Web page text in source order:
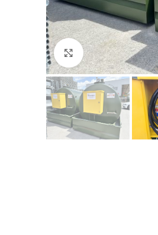
Click to enlarge